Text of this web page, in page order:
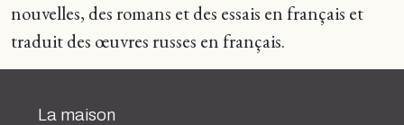
nouvelles, des romans et des essais en français et
traduit des œuvres russes en français.
La maison